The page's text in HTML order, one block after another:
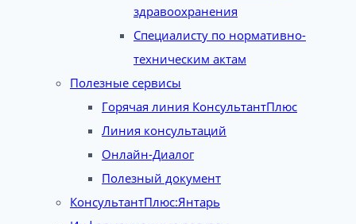
здравоохранения
Специалисту по нормативно-
техническим актам
Полезные сервисы
Горячая линия КонсультантПлюс
Линия консультаций
Онлайн-Диалог
Полезный документ
КонсультантПлюс:Янтарь